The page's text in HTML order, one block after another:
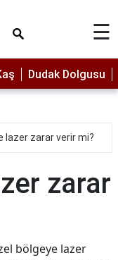
☰
Dudak Dolgusu
lazer zarar verir mi?
zarar
bölgeye lazer